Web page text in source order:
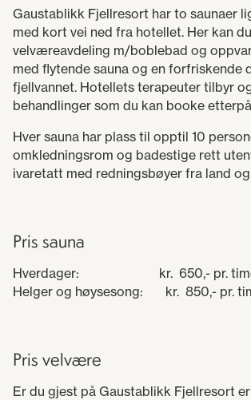
Gaustablikk Fjellresort har to saunaer
med kort vei ned fra hotellet. Her kan
velværeavdeling m/boblebad og
med flytende sauna og en forfriskende
fjellvannet. Hotellets terapeuter tilbyr
behandlinger som du kan booke
Hver sauna har plass til opptil 10
omkledningsrom og badestige rett
ivaretatt med redningsbøyer fra land og
Pris sauna
Hverdager: kr. 650,- pr.
Helger og høysesong: kr. 850,- pr.
Pris velvære
Er du gjest på Gaustablikk Fjellresort